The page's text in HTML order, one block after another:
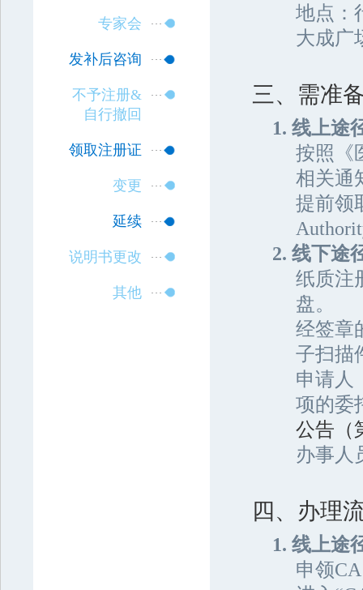
专家会
发补后咨询
不予注册&
自行撤回
领取注册证
变更
延续
说明书更改
其他
地点：
大成广
三、需准
1. 线上途
按照《
相关通
提前领
2. 线下途
纸质注
盘。
经签章
子扫描
申请人
项的委
公告（
办事人
四、办理
1. 线上途
申领